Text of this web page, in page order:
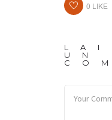
0 LIKE
UN